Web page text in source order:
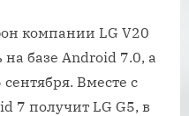
компании LG V20
на базе Android 7.0, а
Вместе с
7 получит LG G5, в